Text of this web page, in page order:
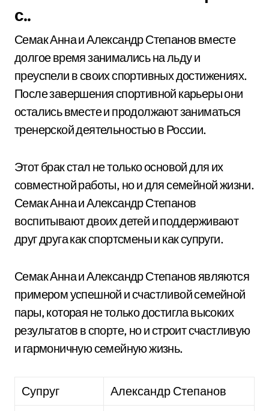
с..
Семак Анна и Александр Степанов вместе
долгое время занимались на льду и
преуспели в своих спортивных достижениях.
После завершения спортивной карьеры они
остались вместе и продолжают заниматься
тренерской деятельностью в России.
Этот брак стал не только основой для их
совместной работы, но и для семейной жизни.
Семак Анна и Александр Степанов
воспитывают двоих детей и поддерживают
друг друга как спортсмены и как супруги.
Семак Анна и Александр Степанов являются
примером успешной и счастливой семейной
пары, которая не только достигла высоких
результатов в спорте, но и строит счастливую
и гармоничную семейную жизнь.
Супруг
Александр Степанов